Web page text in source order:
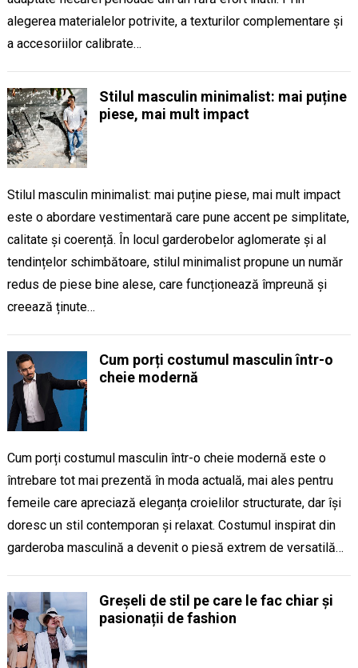
alegerea materialelor potrivite, a texturilor complementare și
a accesoriilor calibrate…
Stilul masculin minimalist: mai puține
piese, mai mult impact
Stilul masculin minimalist: mai puține piese, mai mult impact
este o abordare vestimentară care pune accent pe simplitate,
calitate și coerență. În locul garderobelor aglomerate și al
tendințelor schimbătoare, stilul minimalist propune un număr
redus de piese bine alese, care funcționează împreună și
creează ținute…
Cum porți costumul masculin într-o
cheie modernă
Cum porți costumul masculin într-o cheie modernă este o
întrebare tot mai prezentă în moda actuală, mai ales pentru
femeile care apreciază eleganța croielilor structurate, dar își
doresc un stil contemporan și relaxat. Costumul inspirat din
garderoba masculină a devenit o piesă extrem de versatilă…
Greșeli de stil pe care le fac chiar și
pasionații de fashion